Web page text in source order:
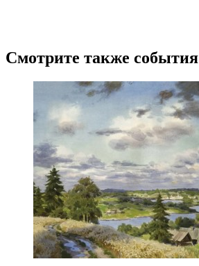
Смотрите также события